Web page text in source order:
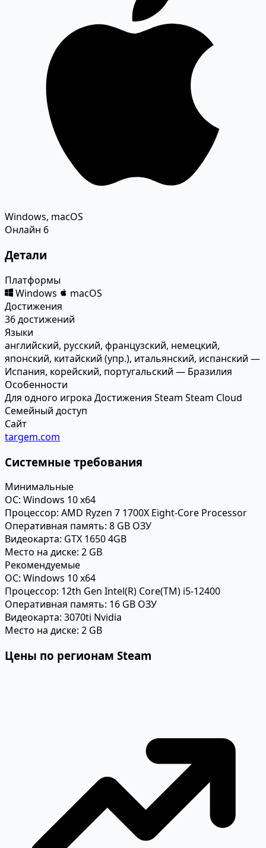
Windows, macOS
Онлайн 6
Детали
Платформы
Windows
macOS
Достижения
36 достижений
Языки
английский, русский, французский, немецкий,
японский, китайский (упр.), итальянский, испанский —
Испания, корейский, португальский — Бразилия
Особенности
Для одного игрока Достижения Steam Steam Cloud
Семейный доступ
Сайт
targem.com
Системные требования
Минимальные
ОС: Windows 10 x64
Процессор: AMD Ryzen 7 1700X Eight-Core Processor
Оперативная память: 8 GB ОЗУ
Видеокарта: GTX 1650 4GB
Место на диске: 2 GB
Рекомендуемые
ОС: Windows 10 x64
Процессор: 12th Gen Intel(R) Core(TM) i5-12400
Оперативная память: 16 GB ОЗУ
Видеокарта: 3070ti Nvidia
Место на диске: 2 GB
Цены по регионам Steam